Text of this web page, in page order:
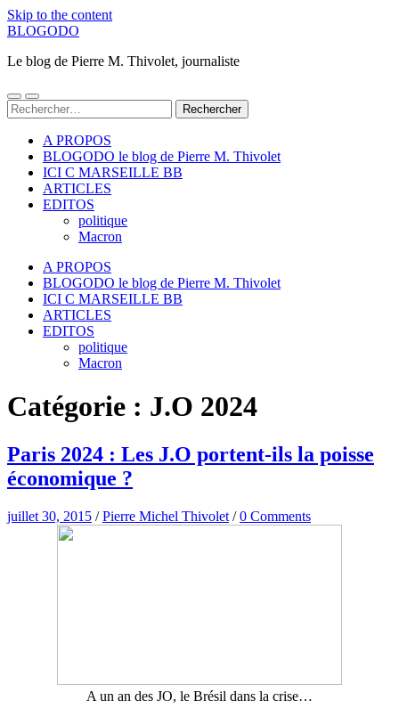
Skip to the content
BLOGODO
Le blog de Pierre M. Thivolet, journaliste
Toggle
mobile
Toggle
search
Rechercher :
A PROPOS
BLOGODO le blog de Pierre M. Thivolet
ICI C MARSEILLE BB
ARTICLES
EDITOS
politique
Macron
A PROPOS
BLOGODO le blog de Pierre M. Thivolet
ICI C MARSEILLE BB
ARTICLES
EDITOS
politique
Macron
Catégorie : J.O 2024
Paris 2024 : Les J.O portent-ils la poisse
économique ?
juillet 30, 2015 /Pierre Michel Thivolet /0 Comments
A un an des JO, le Brésil dans la crise…